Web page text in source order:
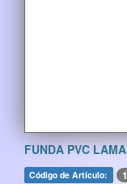
FUNDA PVC
Código de Artículo: